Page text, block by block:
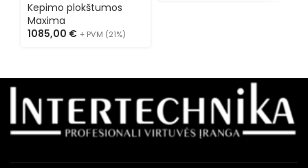
Kepimo plokštumos
Maxima
1085,00 € + PVM (21%)